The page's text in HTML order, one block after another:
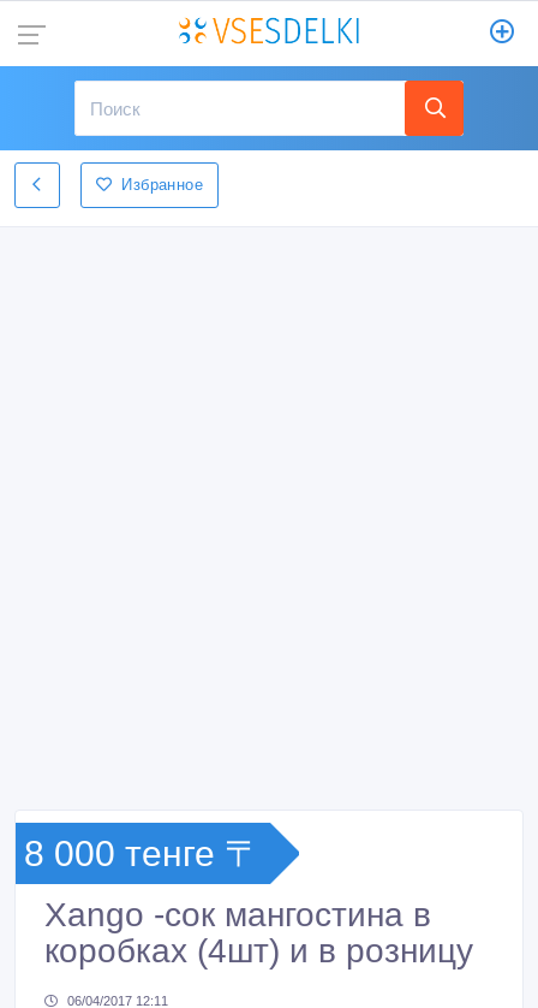
Избранное
8 000 тенге 〒
Xango -сок мангостина в
коробках (4шт) и в розницу
06/04/2017 12:11